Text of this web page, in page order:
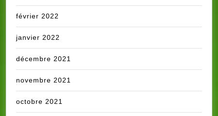
février 2022
janvier 2022
décembre 2021
novembre 2021
octobre 2021